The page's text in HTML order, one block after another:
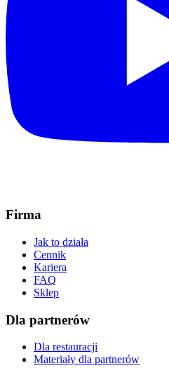
Firma
Jak to działa
Cennik
Kariera
FAQ
Sklep
Dla partnerów
Dla restauracji
Materiały dla partnerów